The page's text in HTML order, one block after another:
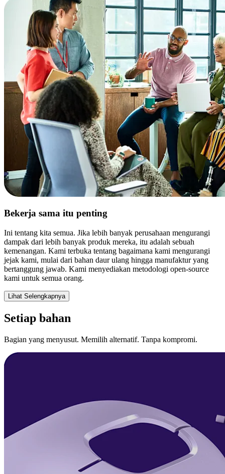
Bekerja sama itu penting
Ini tentang kita semua. Jika lebih banyak perusahaan mengurangi
dampak dari lebih banyak produk mereka, itu adalah sebuah
kemenangan. Kami terbuka tentang bagaimana kami mengurangi
jejak kami, mulai dari bahan daur ulang hingga manufaktur yang
bertanggung jawab. Kami menyediakan metodologi open-source
kami untuk semua orang.
Lihat Selengkapnya
Setiap bahan
Bagian yang menyusut. Memilih alternatif. Tanpa kompromi.